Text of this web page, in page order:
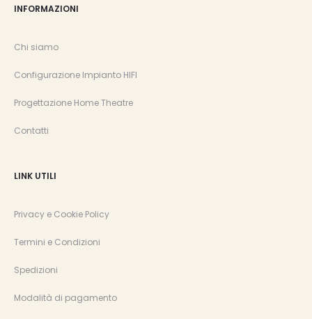
INFORMAZIONI
Chi siamo
Configurazione Impianto HIFI
Progettazione Home Theatre
Contatti
LINK UTILI
Privacy e Cookie Policy
Termini e Condizioni
Spedizioni
Modalità di pagamento